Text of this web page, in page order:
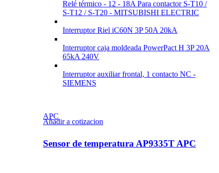
Relé térmico - 12 - 18A Para contactor S-T10 /
S-T12 / S-T20 - MITSUBISHI ELECTRIC
Interruptor Riel iC60N 3P 50A 20kA
Interruptor caja moldeada PowerPact H 3P 20A
65kA 240V
Interruptor auxiliar frontal, 1 contacto NC -
SIEMENS
APC
Añadir a cotizacion
Sensor de temperatura AP9335T APC